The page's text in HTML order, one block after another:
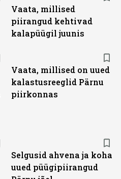
Vaata, millised
piirangud kehtivad
kalapüügil juunis
Vaata, millised on uued
kalastusreeglid Pärnu
piirkonnas
Selgusid ahvena ja koha
uued püügipiirangud